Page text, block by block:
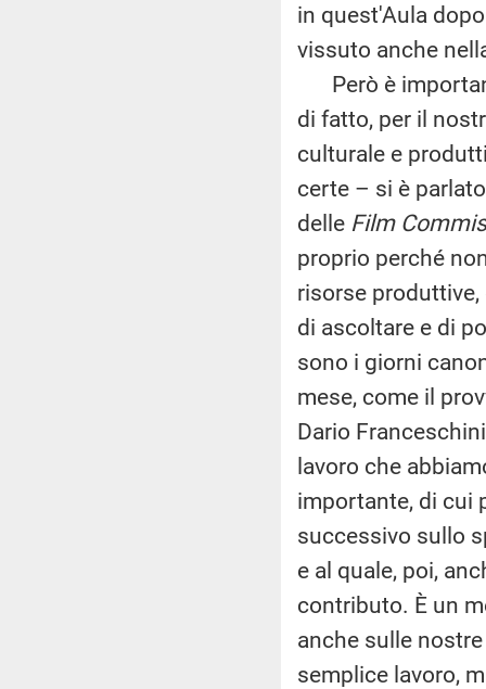
in quest'Aula
vissuto anche
Però è
di fatto, per il
culturale e
certe – si è
delle Film
proprio perché
risorse
di ascoltare e di
sono i giorni
mese, come il
Dario
lavoro che
importante, di cui
successivo sullo
e al quale, poi,
contributo. È un
anche sulle
semplice lavoro,